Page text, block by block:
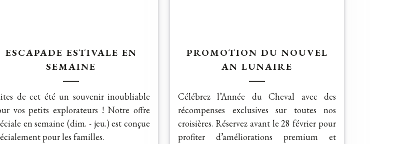
ESCAPADE ESTIVALE EN
SEMAINE
de cet été un souvenir inoubliable
vos petits explorateurs ! Notre offre
en semaine (dim. - jeu.) est conçue
pour les familles.
PROMOTION DU NOUVEL
AN LUNAIRE
Célébrez l’Année du Cheval avec des
récompenses exclusives sur toutes nos
croisières. Réservez avant le 28 février pour
profiter d’améliorations premium et